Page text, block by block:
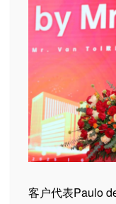
客户代表Paulo